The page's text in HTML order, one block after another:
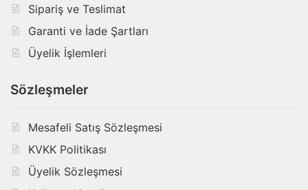
Sipariş ve Teslimat
Garanti ve İade Şartları
Üyelik İşlemleri
Sözleşmeler
Mesafeli Satış Sözleşmesi
KVKK Politikası
Üyelik Sözleşmesi